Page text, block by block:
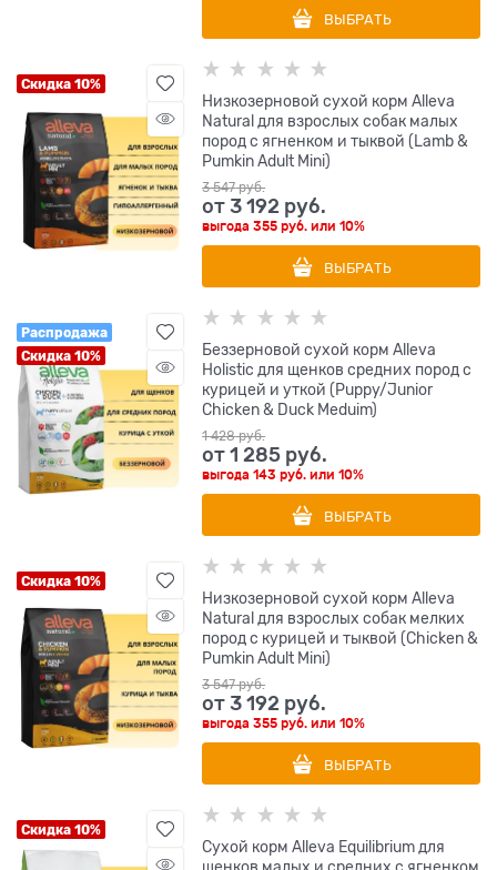
ВЫБРАТЬ
Скидка 10%
Низкозерновой сухой корм Alleva
Natural для взрослых собак малых
пород с ягненком и тыквой (Lamb &
Pumkin Adult Mini)
3 547 руб.
от3 192 руб.
выгода355 руб. или10%
ВЫБРАТЬ
Распродажа
Скидка 10%
Беззерновой сухой корм Alleva
Holistic для щенков средних пород с
курицей и уткой (Puppy/Junior
Chicken & Duck Meduim)
1 428 руб.
от1 285 руб.
выгода143 руб. или10%
ВЫБРАТЬ
Скидка 10%
Низкозерновой сухой корм Alleva
Natural для взрослых собак мелких
пород с курицей и тыквой (Chicken &
Pumkin Adult Mini)
3 547 руб.
от3 192 руб.
выгода355 руб. или10%
ВЫБРАТЬ
Скидка 10%
Сухой корм Alleva Equilibrium для
щенков малых и средних с ягненком